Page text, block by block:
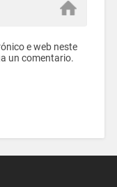
e web neste
un comentario.